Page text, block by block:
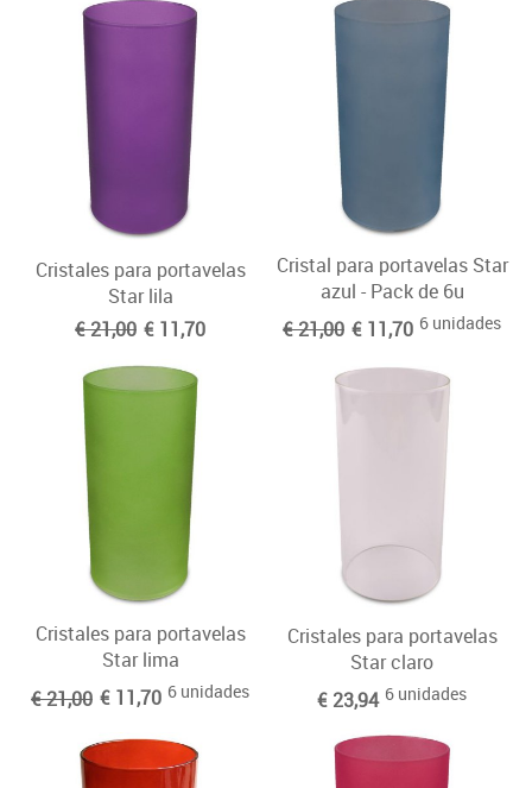
Cristales para portavelas
Star lila
€ 21,00 € 11,70
Cristal para portavelas Star
azul - Pack de 6u
€ 21,00 € 11,70 6 unidades
Cristales para portavelas
Star lima
€ 21,00 € 11,70 6 unidades
Cristales para portavelas
Star claro
€ 23,94 6 unidades